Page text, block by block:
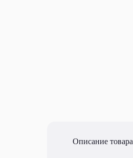
Описание товара